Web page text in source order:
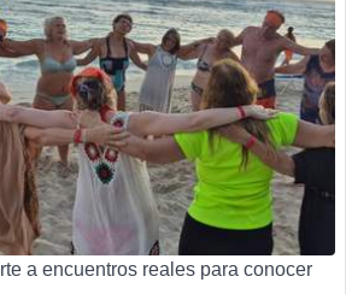
a encuentros reales para conocer